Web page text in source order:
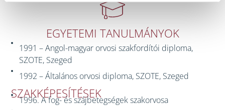
EGYETEMI TANULMÁNYOK
1991 – Angol-magyar orvosi szakfordítói diploma,
SZOTE, Szeged
1992 – Általános orvosi diploma, SZOTE, Szeged
SZAKKÉPESÍTÉSEK
1996. A fog- és szájbetegségek szakorvosa